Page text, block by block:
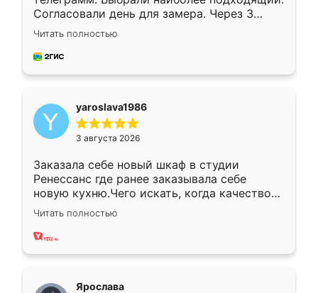
Согласовали день для замера. Через 3
недели кухня была уже готова. Остались
довольны работой. Спасибо Ренессанс
мебель за качественную работу!
Читать полностью
yaroslava1986
3 августа 2026
Заказала себе новый шкаф в студии
Ренессанс где ранее заказывала себе
новую кухню.Чего искать, когда качеством
вполне довольна. Служит кухня уже почти
два года, нареканий нет.
Читать полностью
Ярослава